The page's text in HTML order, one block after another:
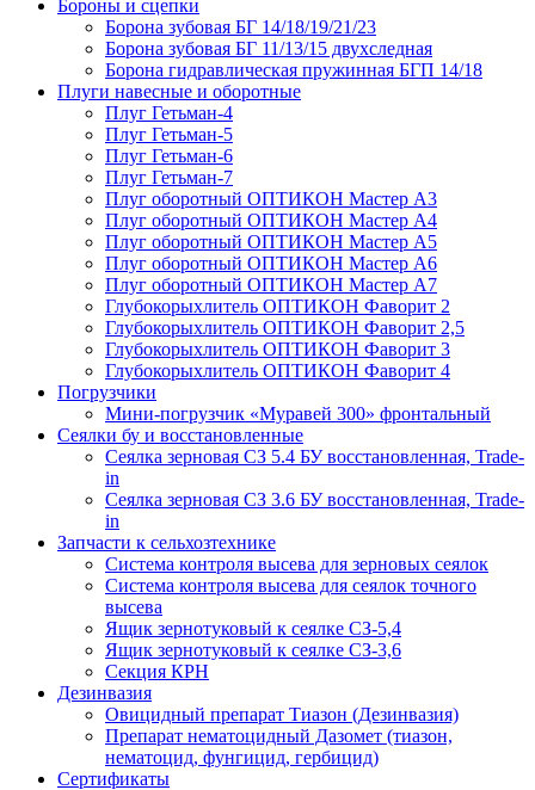
Бороны и сцепки
Борона зубовая БГ 14/18/19/21/23
Борона зубовая БГ 11/13/15 двухследная
Борона гидравлическая пружинная БГП 14/18
Плуги навесные и оборотные
Плуг Гетьман-4
Плуг Гетьман-5
Плуг Гетьман-6
Плуг Гетьман-7
Плуг оборотный ОПТИКОН Мастер А3
Плуг оборотный ОПТИКОН Мастер А4
Плуг оборотный ОПТИКОН Мастер А5
Плуг оборотный ОПТИКОН Мастер А6
Плуг оборотный ОПТИКОН Мастер А7
Глубокорыхлитель ОПТИКОН Фаворит 2
Глубокорыхлитель ОПТИКОН Фаворит 2,5
Глубокорыхлитель ОПТИКОН Фаворит 3
Глубокорыхлитель ОПТИКОН Фаворит 4
Погрузчики
Мини-погрузчик «Муравей 300» фронтальный
Сеялки бу и восстановленные
Сеялка зерновая СЗ 5.4 БУ восстановленная, Trade-
in
Сеялка зерновая СЗ 3.6 БУ восстановленная, Trade-
in
Запчасти к сельхозтехнике
Система контроля высева для зерновых сеялок
Система контроля высева для сеялок точного
высева
Ящик зернотуковый к сеялке СЗ-5,4
Ящик зернотуковый к сеялке СЗ-3,6
Секция КРН
Дезинвазия
Овицидный препарат Тиазон (Дезинвазия)
Препарат нематоцидный Дазомет (тиазон,
нематоцид, фунгицид, гербицид)
Сертификаты